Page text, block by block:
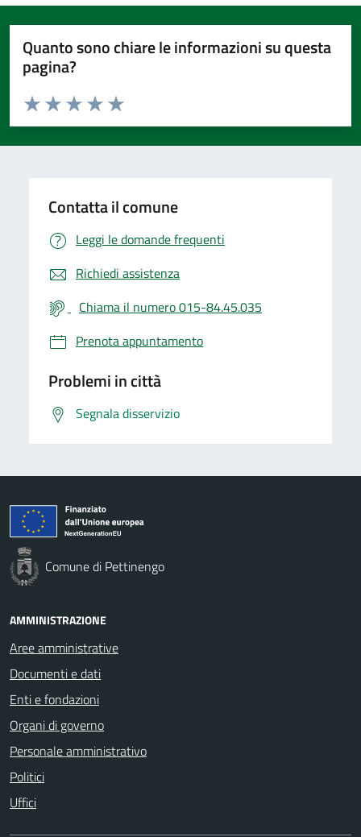
Quanto sono chiare le informazioni su questa
pagina?
Valuta da 1 a 5 stelle la pagina
Valuta 5 stelle su 5
Valuta 4 stelle su 5
Valuta 3 stelle su 5
Valuta 2 stelle su 5
Valuta 1 stelle su 5
Contatta il comune
Leggi le domande frequenti
Richiedi assistenza
Chiama il numero 015-84.45.035
Prenota appuntamento
Problemi in città
Segnala disservizio
Comune di Pettinengo
AMMINISTRAZIONE
Aree amministrative
Documenti e dati
Enti e fondazioni
Organi di governo
Personale amministrativo
Politici
Uffici